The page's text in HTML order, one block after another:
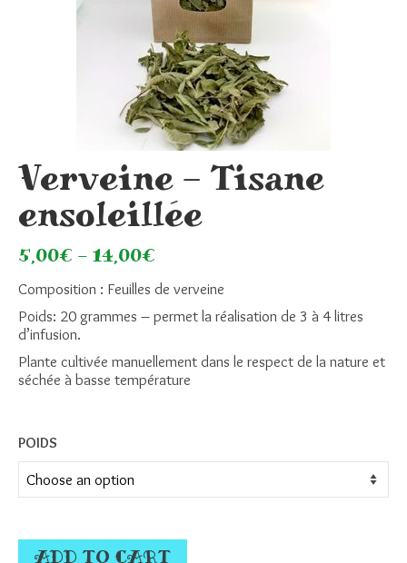
Verveine – Tisane
ensoleillée
5,00€ – 14,00€
Composition : Feuilles de verveine
Poids: 20 grammes – permet la réalisation de 3 à 4 litres
d’infusion.
Plante cultivée manuellement dans le respect de la nature et
séchée à basse température
POIDS
ADD TO CART